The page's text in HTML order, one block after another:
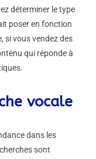
déterminer le type
poser en fonction
si vous vendez des
qui réponde à
vocale
dans les
sont